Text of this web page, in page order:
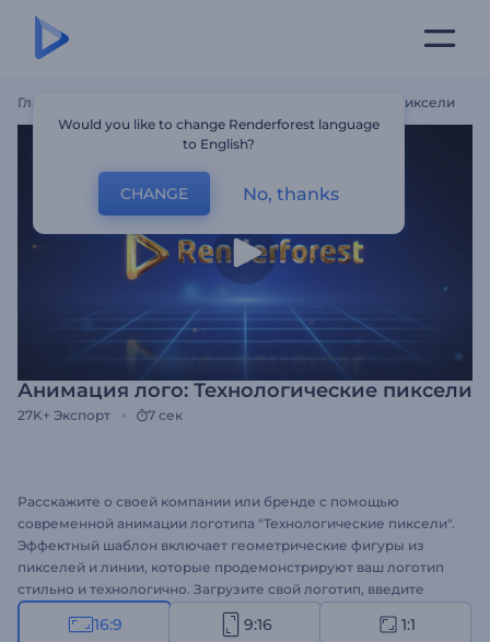
Главная Анимация Лого: Технологические Пиксели
Анимация лого: Технологические пиксели
27K+ Экспорт 7 сек
Расскажите о своей компании или бренде с помощью
современной анимации логотипа "Технологические пиксели".
Эффектный шаблон включает геометрические фигуры из
пикселей и линии, которые продемонстрируют ваш логотип
стильно и технологично. Загрузите свой логотип, введите
слоган и получите профессилональную анимацию логотипа за
пару кликов. Шаблон отлично подходит для продвижения
16:9 9:16 1:1
Would you like to change Renderforest language
to English?
CHANGE No, thanks